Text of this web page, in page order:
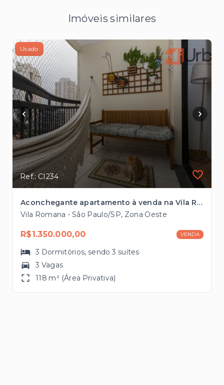
Imóveis similares
Usado
Ref.: CI234
Aconchegante apartamento à venda na Vila Romana com 118m², 3 suítes, 3 vagas próximo ao Bourbon Shopping
Vila Romana - São Paulo/SP, Zona Oeste
R$1.350.000,00 VENDA
3 Dormitórios, sendo3 suítes
3 Vagas
118 m² (Área Privativa)